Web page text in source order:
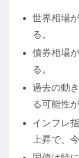
世界相場
る。
債券相場
る。
過去の動
る可能性
インフレ
上昇で、